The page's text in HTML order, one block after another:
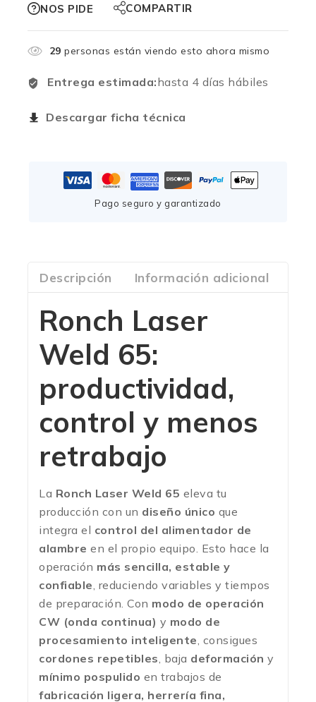
NOS PIDE
COMPARTIR
29 personas están viendo esto ahora mismo
Entrega estimada:hasta 4 días hábiles
Descargar ficha técnica
Pago seguro y garantizado
Descripción Información adicional
Ronch Laser
Weld 65:
productividad,
control y menos
retrabajo
La Ronch Laser Weld 65 eleva tu
producción con un diseño único que
integra el control del alimentador de
alambre en el propio equipo. Esto hace la
operación más sencilla, estable y
confiable, reduciendo variables y tiempos
de preparación. Con modo de operación
CW (onda continua) y modo de
procesamiento inteligente, consigues
cordones repetibles, baja deformación y
mínimo pospulido en trabajos de
fabricación ligera, herrería fina,